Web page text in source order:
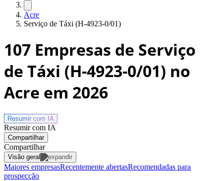
Acre
Serviço de Táxi (H-4923-0/01)
107 Empresas de Serviço
de Táxi (H-4923-0/01) no
Acre em 2026
Resumir com IA
Resumir com IA
Compartilhar
Compartilhar
Visão geral
Maiores empresasRecentemente abertasRecomendadas para
prospecção